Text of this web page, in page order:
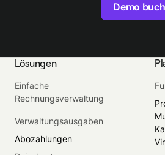
Demo
Lösungen
Einfache
Rechnungsverwaltung
Verwaltungsausgaben
Abozahlungen